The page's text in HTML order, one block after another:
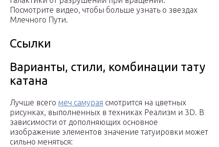
Посмотрите видео, чтобы больше узнать о звездах
Млечного Пути.
Ссылки
Варианты, стили, комбинации тату
катана
Лучше всего меч самурая смотрится на цветных
рисунках, выполненных в техниках Реализм и 3D. В
зависимости от дополняющих основное
изображение элементов значение татуировки может
сильно меняться: